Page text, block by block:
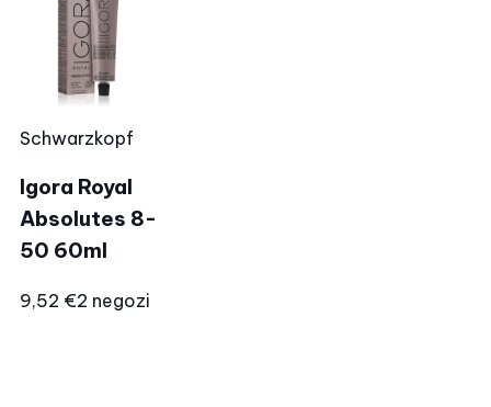
Schwarzkopf
Igora Royal
Absolutes 8-
50 60ml
9,52 €2 negozi